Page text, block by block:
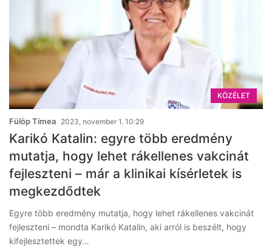
KÖZÉLET
Fülöp Tímea 2023, november 1. 10:29
Karikó Katalin: egyre több eredmény
mutatja, hogy lehet rákellenes vakcinát
fejleszteni – már a klinikai kísérletek is
megkezdődtek
Egyre több eredmény mutatja, hogy lehet rákellenes vakcinát
fejleszteni – mondta Karikó Katalin, aki arról is beszélt, hogy
kifejlesztettek egy…